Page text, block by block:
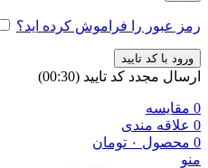
رمز عبور را فراموش کرده اید؟
ورود با کد تایید
ارسال مجدد کد تایید (00:
30
)
0 مقایسه
0 علاقه مندی
0 محصول ۰ تومان
منو